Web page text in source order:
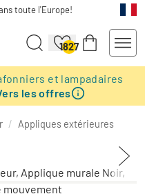
toute l'Europe!
1827
et lampadaires
les offres
/ Appliques extérieures